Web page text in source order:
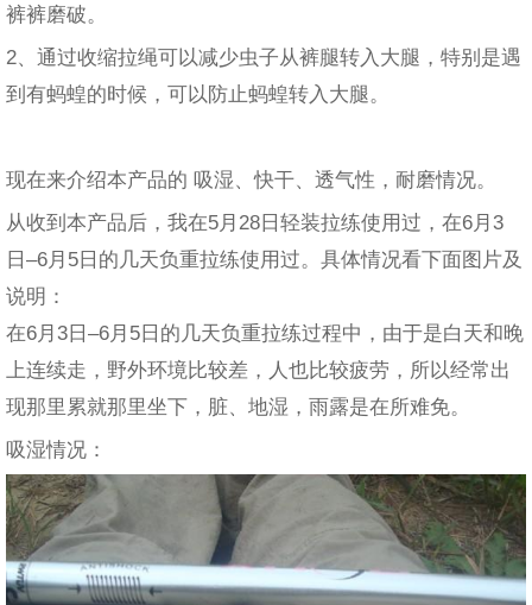
裤裤磨破。
2、通过收缩拉绳可以减少虫子从裤腿转入大腿，特别是遇
到有蚂蝗的时候，可以防止蚂蝗转入大腿。
现在来介绍本产品的 吸湿、快干、透气性，耐磨情况。
从收到本产品后，我在5月28日轻装拉练使用过，在6月3
日–6月5日的几天负重拉练使用过。具体情况看下面图片及
说明：
在6月3日–6月5日的几天负重拉练过程中，由于是白天和晚
上连续走，野外环境比较差，人也比较疲劳，所以经常出
现那里累就那里坐下，脏、地湿，雨露是在所难免。
吸湿情况：